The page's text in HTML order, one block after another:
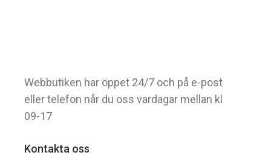
Webbutiken har öppet 24/7 och på e-post
eller telefon når du oss vardagar mellan kl
09-17
Kontakta oss